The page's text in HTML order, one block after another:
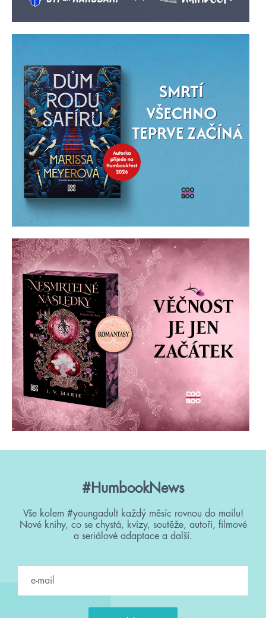
#HumbookNews
Vše kolem #youngadult každý měsíc rovnou do mailu!
Nové knihy, co se chystá, kvízy, soutěže, autoři, filmové
a seriálové adaptace a další.